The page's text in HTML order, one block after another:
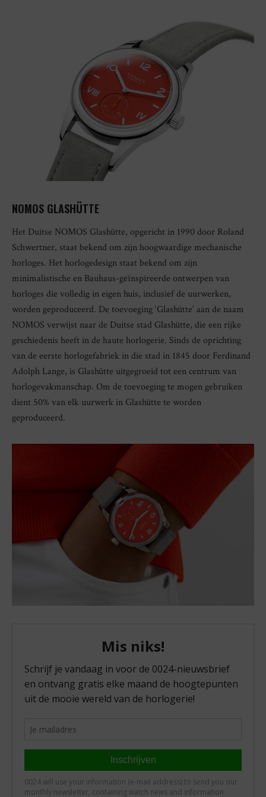
NOMOS GLASHÜTTE
Het Duitse NOMOS Glashütte, opgericht in 1990 door Roland
Schwertner, staat bekend om zijn hoogwaardige mechanische
horloges. Het horlogedesign staat bekend om zijn
minimalistische en Bauhaus-geïnspireerde ontwerpen van
horloges die volledig in eigen huis, inclusief de uurwerken,
worden geproduceerd. De toevoeging ‘Glashütte’ aan de naam
NOMOS verwijst naar de Duitse stad Glashütte, die een rijke
geschiedenis heeft in de haute horlogerie. Sinds de oprichting
van de eerste horlogefabriek in die stad in 1845 door Ferdinand
Adolph Lange, is Glashütte uitgegroeid tot een centrum van
horlogevakmanschap. Om de toevoeging te mogen gebruiken
dient 50% van elk uurwerk in Glashütte te worden
geproduceerd.